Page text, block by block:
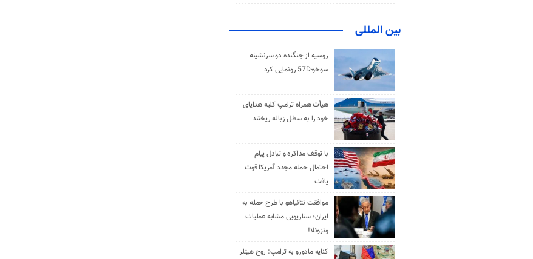
بین المللی
روسیه از جنگنده دو سرنشینه
سوخو-57D رونمایی کرد
هیأت همراه ترامپ کلیه هدایای
خود را به سطل زباله ریختند
با توقف مذاکره و تبادل پیام
احتمال حمله مجدد آمریکا قوت
یافت
موافقت نتانیاهو با طرح حمله به
ایران؛ سناریویی مشابه عملیات
ونزوئلا!
کنایه مادورو به ترامپ: روح هیتلر